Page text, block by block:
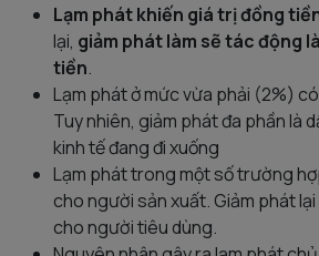
Lạm phát khiến giá trị đồng
lại, giảm phát làm sẽ tác động
tiền.
Lạm phát ở mức vừa phải (2%)
Tuy nhiên, giảm phát đa phần là
kinh tế đang đi xuống
Lạm phát trong một số trường
cho người sản xuất. Giảm phát
cho người tiêu dùng.